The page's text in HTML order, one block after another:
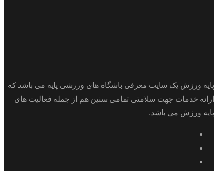
پایه ورزش یک سایت معرفی باشگاه های ورزشی پایه می باشد که
ارائه خدمات جهت سلامتی تمامی سنین هم از جمله فعالیت های
پایه ورزش می باشد.